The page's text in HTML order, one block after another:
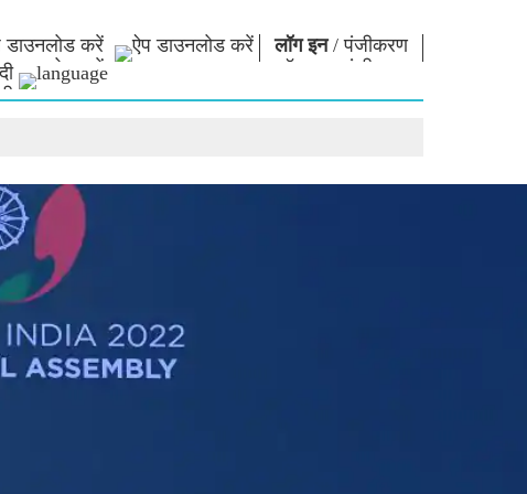
डाउनलोड करें लॉग इन/पंजीकरण
मूल पाठ